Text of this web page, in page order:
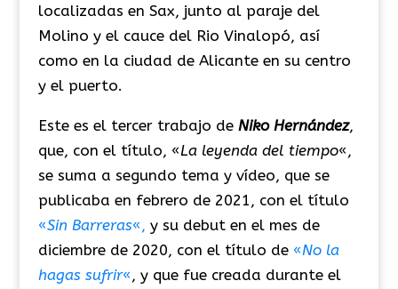
localizadas en Sax, junto al paraje del
Molino y el cauce del Rio Vinalopó, así
como en la ciudad de Alicante en su centro
y el puerto.
Este es el tercer trabajo de Niko Hernández,
que, con el título, «La leyenda del tiempo«,
se suma a segundo tema y vídeo, que se
publicaba en febrero de 2021, con el título
«Sin Barreras«, y su debut en el mes de
diciembre de 2020, con el título de «No la
hagas sufrir« , y que fue creada durante el